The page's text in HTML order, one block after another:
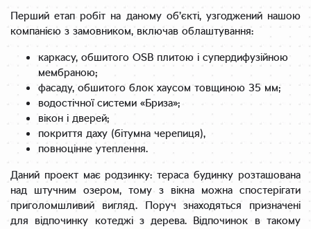
Перший етап робіт на даному об’єкті, узгоджений нашою
компанією з замовником, включав облаштування:
каркасу, обшитого OSB плитою і супердифузійною
мембраною;
фасаду, обшитого блок хаусом товщиною 35 мм;
водостічної системи «Бриза»;
вікон і дверей;
покриття даху (бітумна черепиця),
повноцінне утеплення.
Даний проект має родзинку: тераса будинку розташована
над штучним озером, тому з вікна можна спостерігати
приголомшливий вигляд. Поруч знаходяться призначені
для відпочинку котеджі з дерева. Відпочинок в такому